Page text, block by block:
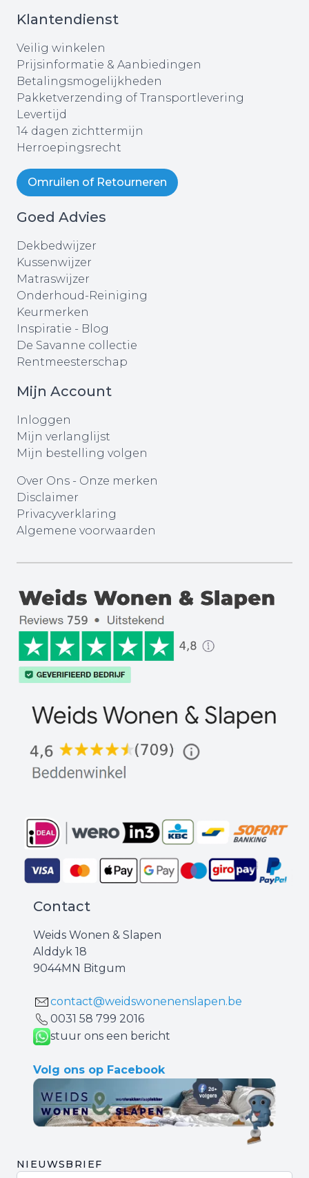
Klantendienst
Veilig winkelen
Prijsinformatie & Aanbiedingen
Betalingsmogelijkheden
Pakketverzending of Transportlevering
Levertijd
14 dagen zichttermijn
Herroepingsrecht
Omruilen of Retourneren
Goed Advies
Dekbedwijzer
Kussenwijzer
Matraswijzer
Onderhoud-Reiniging
Keurmerken
Inspiratie - Blog
De Savanne collectie
Rentmeesterschap
Mijn Account
Inloggen
Mijn verlanglijst
Mijn bestelling volgen
Over Ons - Onze merken
Disclaimer
Privacyverklaring
Algemene voorwaarden
Contact
Weids Wonen & Slapen
Alddyk 18
9044MN Bitgum
contact@weidswonenenslapen.be
0031 ‪58 799 2016‬
stuur ons een bericht
Volg ons op Facebook
NIEUWSBRIEF